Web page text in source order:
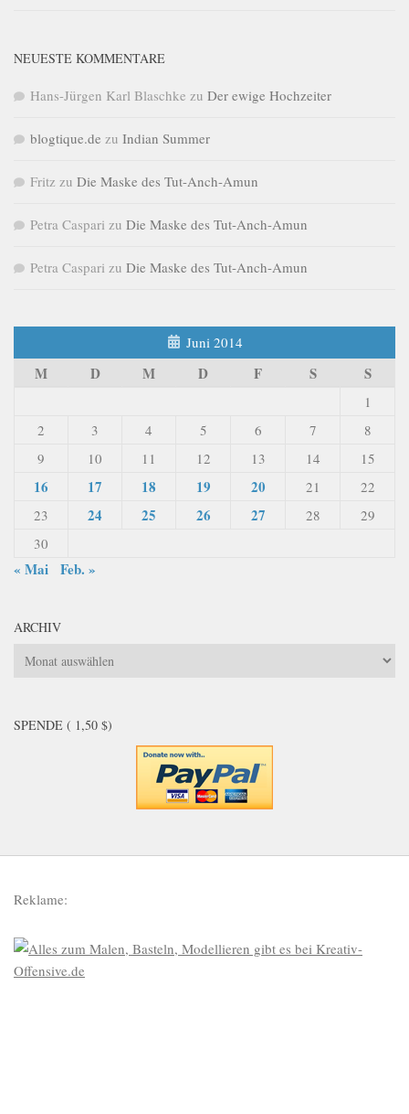
NEUESTE KOMMENTARE
Hans-Jürgen Karl Blaschke zu Der ewige Hochzeiter
blogtique.de zu Indian Summer
Fritz zu Die Maske des Tut-Anch-Amun
Petra Caspari zu Die Maske des Tut-Anch-Amun
Petra Caspari zu Die Maske des Tut-Anch-Amun
Juni 2014
M D M D F S S
1
2
3 4 5 6 7
8
9
10 11 12 13 14 15
16 17 18 19 20 21
22
23
24 25 26 27 28
29
30
« Mai Feb. »
ARCHIV
Archiv
SPENDE ( 1,50 $)
Reklame: